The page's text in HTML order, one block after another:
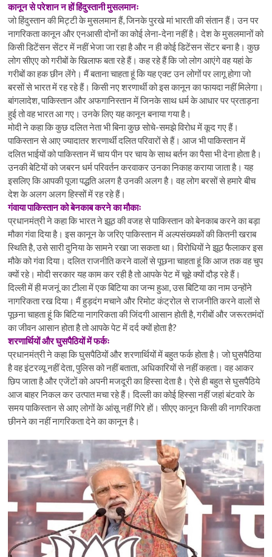
कानून से परेशान न हों हिंदुस्तानी मुसलमानः
जो हिंदुस्तान की मिट्टी के मुसलमान हैं, जिनके पुरखे मां भारती की संतान हैं। उन पर
नागरिकता कानून और एनआसी दोनों का कोई लेना-देना नहीं है। देश के मुसलमानों को
किसी डिटेंसन सेंटर में नहीं भेजा जा रहा है और न ही कोई डिटेंसन सेंटर बना है। कुछ
लोग सीएए को गरीबों के खिलाफ बता रहे हैं। कह रहे हैं कि जो लोग आएंगे वह यहां के
गरीबों का हक छीन लेंगे। मैं बताना चाहता हूं कि यह एक्ट उन लोगों पर लागू होगा जो
बरसों से भारत में रह रहे हैं। किसी नए शरणार्थी को इस कानून का फायदा नहीं मिलेगा।
बांगलादेश, पाकिस्तान और अफगानिस्तान में जिनके साथ धर्म के आधार पर प्रताड़ना
हुई तो वह भारत आ गए। उनके लिए यह कानून बनाया गया है।
मोदी ने कहा कि कुछ दलित नेता भी बिना कुछ सोचे-समझे विरोध में कूद गए हैं।
पाकिस्तान से आए ज्यादातर शरणार्थी दलित परिवारों से हैं। आज भी पाकिस्तान में
दलित भाईयों को पाकिस्तान में चाय पीन पर चाय के साथ बर्तन का पैसा भी देना होता है।
उनकी बेटियों को जबरन धर्म परिवर्तन करवाकर उनका निकाह कराया जाता है। यह
इसलिए कि आपकी पूजा पद्धति अलग है उनकी अलग है। वह लोग बरसों से हमारे बीच
देश के अलग अलग हिस्सों में रह रहे हैं।
गंवाया पाकिस्तान को बेनकाब करने का मौकाः
प्रधानमंत्री ने कहा कि भारत ने झूठ की वजह से पाकिस्तान को बेनकाब करने का बड़ा
मौका गंवा दिया है। इस कानून के जरिए पाकिस्तान में अल्पसंख्यकों की कितनी खराब
स्थिति है, उसे सारी दुनिया के सामने रखा जा सकता था। विरोधियों ने झूठ फैलाकर इस
मौके को गंवा दिया। दलित राजनीति करने वालों से पूछना चाहता हूं कि आज तक वह चुप
क्यों रहे। मोदी सरकार यह काम कर रही है तो आपके पेट में चूहे क्यों दौड़ रहे हैं।
दिल्ली में ही मजनूं का टीला में एक बिटिया का जन्म हुआ, उस बिटिया का नाम उन्होंने
नागरिकता रख दिया। मैं हुड़दंग मचाने और रिमोट कंट्रोल से राजनीति करने वालों से
पूछना चाहता हूं कि बिटिया नागरिकता की जिंदगी आसान होती है, गरीबों और जरूरतमंदों
का जीवन आसान होता है तो आपके पेट में दर्द क्यों होता है?
शरणार्थियों और घुसपैठियों में फर्कः
प्रधानमंत्री ने कहा कि घुसपैठियों और शरणार्थियों में बहुत फर्क होता है। जो घुसपैठिया
है वह इंटरव्यू नहीं देता, पुलिस को नहीं बताता, अधिकारियों से नहीं कहता। वह आकर
छिप जाता है और एजेंटों को अपनी मजदूरी का हिस्सा देता है। ऐसे ही बहुत से घुसपैठिये
आज बाहर निकल कर उत्पात मचा रहे हैं। दिल्ली का कोई हिस्सा नहीं जहां बंटवारे के
समय पाकिस्तान से आए लोगों के आंसू नहीं गिरे हों। सीएए कानून किसी की नागरिकता
छीनने का नहीं नागरिकता देने का कानून है।